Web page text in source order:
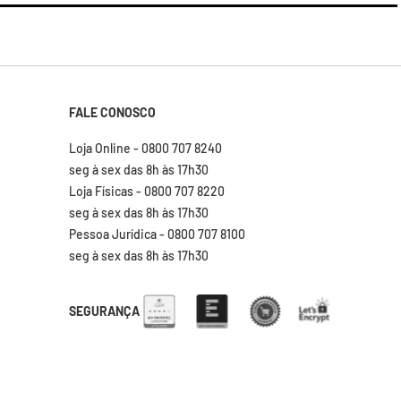
FALE CONOSCO
Loja Online - 0800 707 8240
seg à sex das 8h às 17h30
Loja Físicas - 0800 707 8220
seg à sex das 8h às 17h30
Pessoa Jurídica - 0800 707 8100
seg à sex das 8h às 17h30
SEGURANÇA